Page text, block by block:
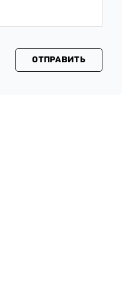
ОТПРАВИТЬ